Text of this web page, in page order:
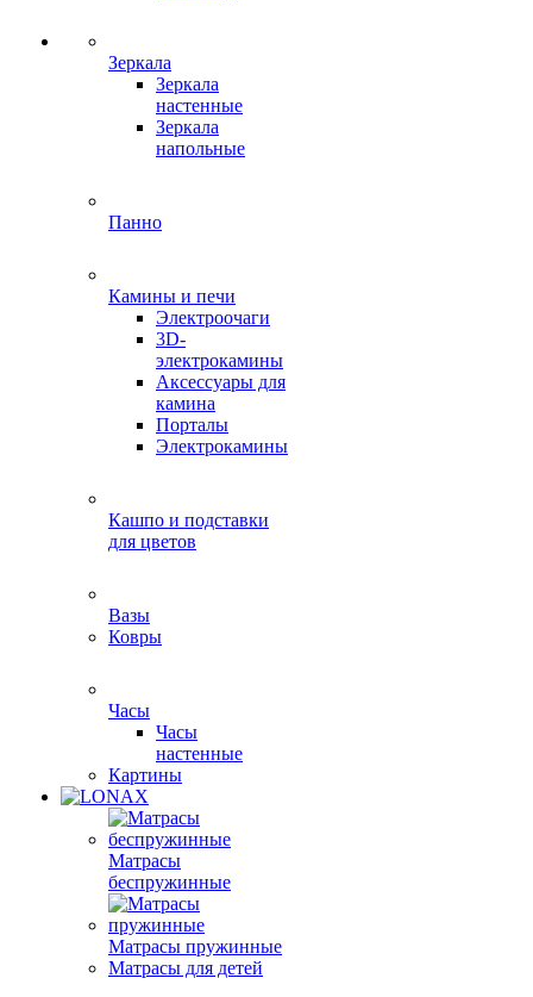
Зеркала
Зеркала
настенные
Зеркала
напольные
Панно
Камины и печи
Электроочаги
3D-
электрокамины
Аксессуары для
камина
Порталы
Электрокамины
Кашпо и подставки
для цветов
Вазы
Ковры
Часы
Часы
настенные
Картины
Матрасы
беспружинные
Матрасы пружинные
Матрасы для детей